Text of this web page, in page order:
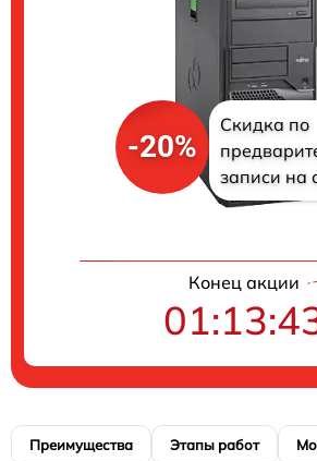
-20%
Скидка по
записи на
Конец акции
Преимущества Этапы работ